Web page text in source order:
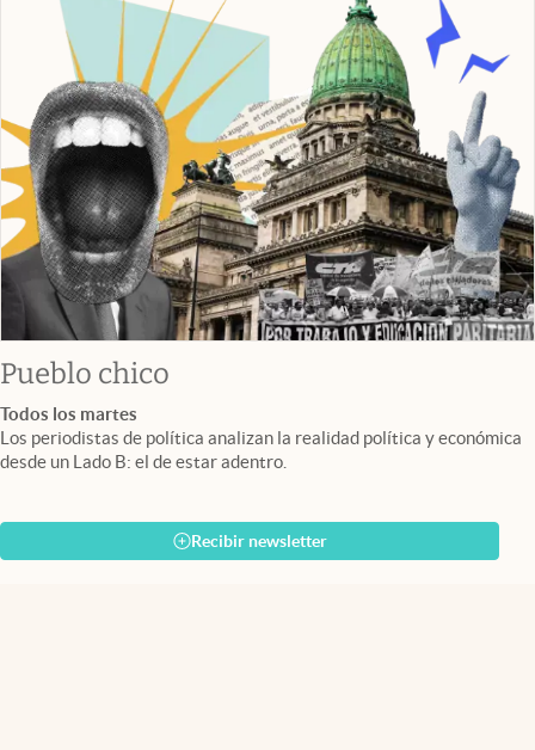
Pueblo chico
Todos los martes
Los periodistas de política analizan la realidad política y económica
desde un Lado B: el de estar adentro.
Recibir newsletter